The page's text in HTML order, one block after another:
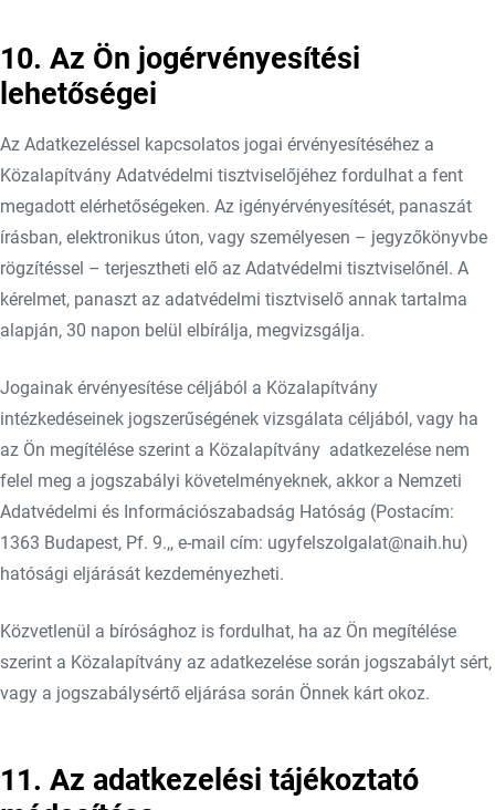
10. Az Ön jogérvényesítési
lehetőségei
Az Adatkezeléssel kapcsolatos jogai érvényesítéséhez a
Közalapítvány Adatvédelmi tisztviselőjéhez fordulhat a fent
megadott elérhetőségeken. Az igényérvényesítését, panaszát
írásban, elektronikus úton, vagy személyesen – jegyzőkönyvbe
rögzítéssel – terjesztheti elő az Adatvédelmi tisztviselőnél. A
kérelmet, panaszt az adatvédelmi tisztviselő annak tartalma
alapján, 30 napon belül elbírálja, megvizsgálja.
Jogainak érvényesítése céljából a Közalapítvány
intézkedéseinek jogszerűségének vizsgálata céljából, vagy ha
az Ön megítélése szerint a Közalapítvány adatkezelése nem
felel meg a jogszabályi követelményeknek, akkor a Nemzeti
Adatvédelmi és Információszabadság Hatóság (Postacím:
1363 Budapest, Pf. 9.,, e-mail cím: ugyfelszolgalat@naih.hu)
hatósági eljárását kezdeményezheti.
Közvetlenül a bírósághoz is fordulhat, ha az Ön megítélése
szerint a Közalapítvány az adatkezelése során jogszabályt sért,
vagy a jogszabálysértő eljárása során Önnek kárt okoz.
11. Az adatkezelési tájékoztató